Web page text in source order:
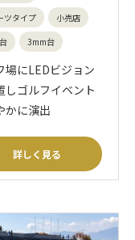
ツタイプ
小売店
3mm台
場にLEDビジョン
しゴルフイベント
かに演出
詳しく見る